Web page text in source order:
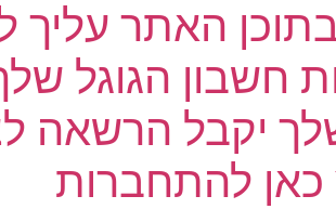
האתר עליך
חשבון הגוגל שלך
יקבל הרשאה
להתחברות